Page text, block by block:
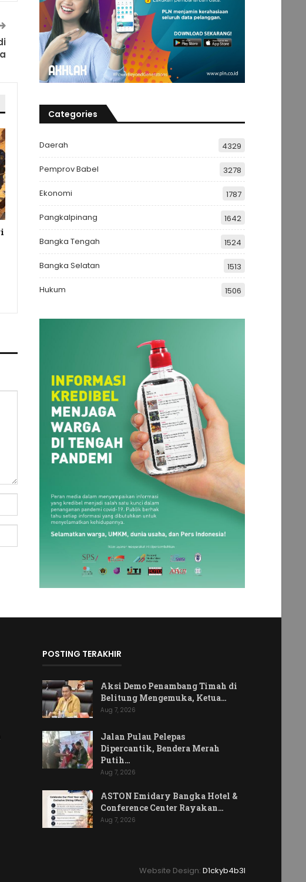
Categories
Daerah 4329
Pemprov Babel 3278
Ekonomi 1787
Pangkalpinang 1642
Bangka Tengah 1524
Bangka Selatan 1513
Hukum 1506
POSTING TERAKHIR
Aksi Demo Penambang Timah di
Belitung Mengemuka, Ketua…
Aug 7, 2026
Jalan Pulau Pelepas
Dipercantik, Bendera Merah
Putih…
Aug 7, 2026
ASTON Emidary Bangka Hotel &
Conference Center Rayakan…
Aug 7, 2026
Website Design: D1ckyb4b3l